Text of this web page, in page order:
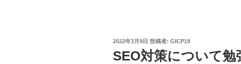
投
日:
2022年3月9日 投稿者: GICP19
SEO対策について勉